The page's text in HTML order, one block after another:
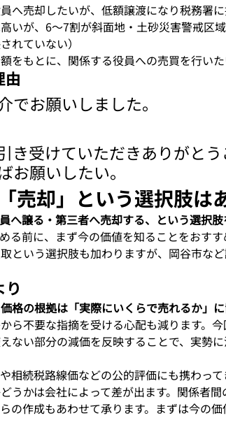
へ売却したいが、低額譲渡になり税務署
いが、6〜7割が斜面地・土砂災害警戒区
れていない）
をもとに、関係する役員への売買を行い
由
でお願いしました。
き受けていただきありがと
お願いしたい。
売却」という選択肢は
へ譲る・第三者へ売却する、という選択
る前に、まず今の価値を知ることをおす
という選択肢も加わりますが、岡谷市な
格の根拠は「実際にいくらで売れるか」
ら不要な指摘を受ける心配も減ります。
ない部分の減価を反映することで、実勢
相続税路線価などの公的評価にも携わっ
うかは会社によって差が出ます。関係者
の作成もあわせて承ります。まずは今の